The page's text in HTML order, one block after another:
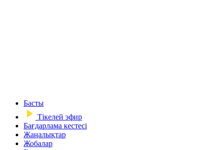
Басты
Тікелей эфир
Бағдарлама кестесі
Жаңалықтар
Жобалар